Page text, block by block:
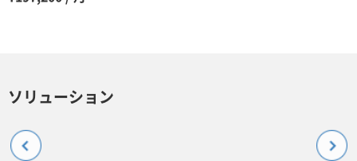
ソリューション